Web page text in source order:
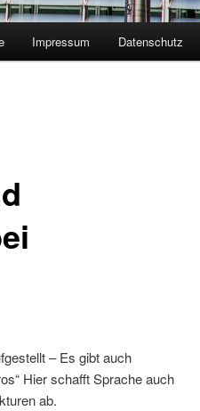
Impressum Datenschutz
– Es gibt auch
Hier schafft Sprache auch
ab.